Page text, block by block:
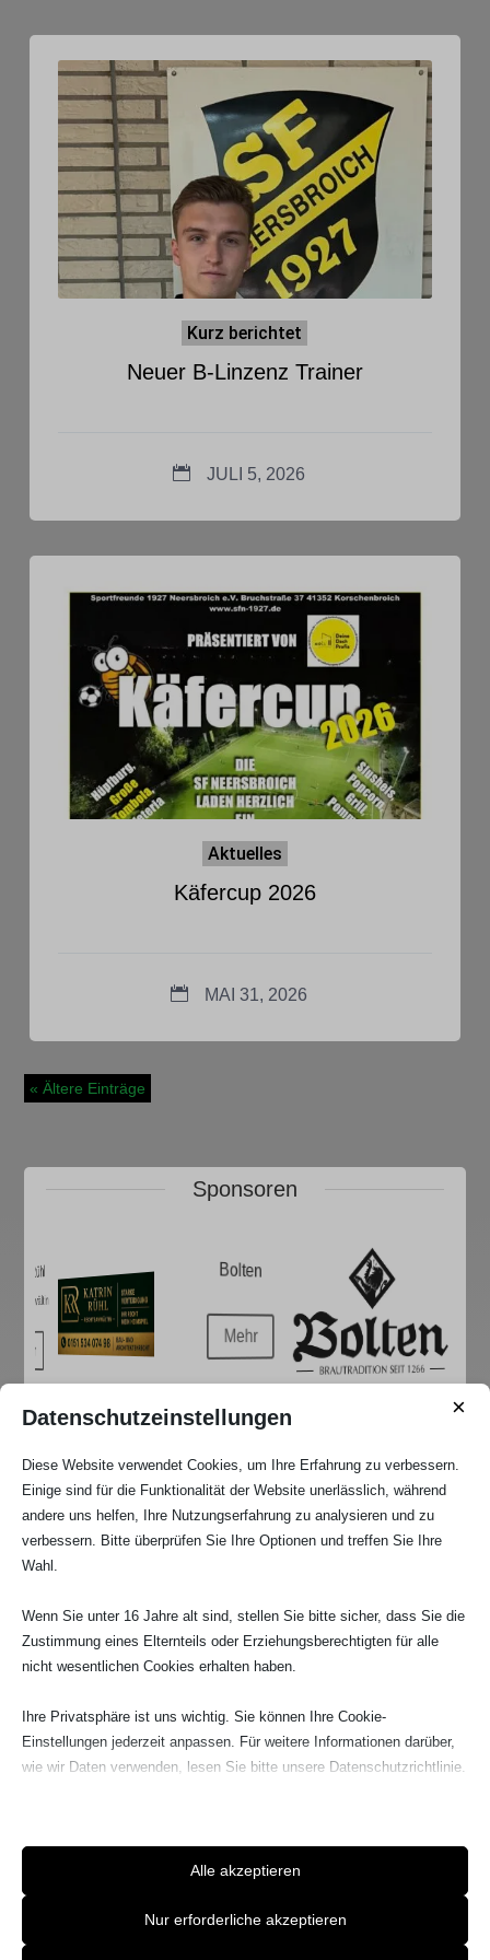
Kurz berichtet
Neuer B-Linzenz Trainer
JULI 5, 2026
Aktuelles
Käfercup 2026
MAI 31, 2026
« Ältere Einträge
Sponsoren
Katrin Rühl
Rechtsanwältin
Mehr
Bolten
Mehr
Lieferservice
Mehr
fresch-webdesign
Mehr
Termine
Training
Trainingsplan Sommer 2026
Datenschutzeinstellungen ×
Diese Website verwendet Cookies, um Ihre Erfahrung zu verbessern.
Einige sind für die Funktionalität der Website unerlässlich, während
andere uns helfen, Ihre Nutzungserfahrung zu analysieren und zu
verbessern. Bitte überprüfen Sie Ihre Optionen und treffen Sie Ihre
Wahl.
Wenn Sie unter 16 Jahre alt sind, stellen Sie bitte sicher, dass Sie die
Zustimmung eines Elternteils oder Erziehungsberechtigten für alle
nicht wesentlichen Cookies erhalten haben.
Ihre Privatsphäre ist uns wichtig. Sie können Ihre Cookie-
Einstellungen jederzeit anpassen. Für weitere Informationen darüber,
wie wir Daten verwenden, lesen Sie bitte unsere Datenschutzrichtlinie.
Beachten Sie, dass das Deaktivieren bestimmter Arten von Cookies
Ihr Erlebnis auf der Website und die von uns angebotenen Dienste
beeinträchtigen kann.
Alle akzeptieren
Nur erforderliche akzeptieren